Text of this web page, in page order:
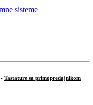
- Tastature sa primopredajnikom